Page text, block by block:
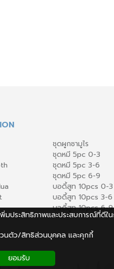
ชุดผูกซามูไร
ชุดหมี 5pc 0-3
ชุดหมี 5pc 3-6
ชุดหมี 5pc 6-9
บอดี้สูท 10pcs 0-3
บอดี้สูท 10pcs 3-6
บอดี้สูท 10pcs 6-9
ประสิทธิภาพและประสบการณ์ที่ดีใน
วนตัว/สิทธิส่วนบุคคล และคุกกี้
ยอมรับ